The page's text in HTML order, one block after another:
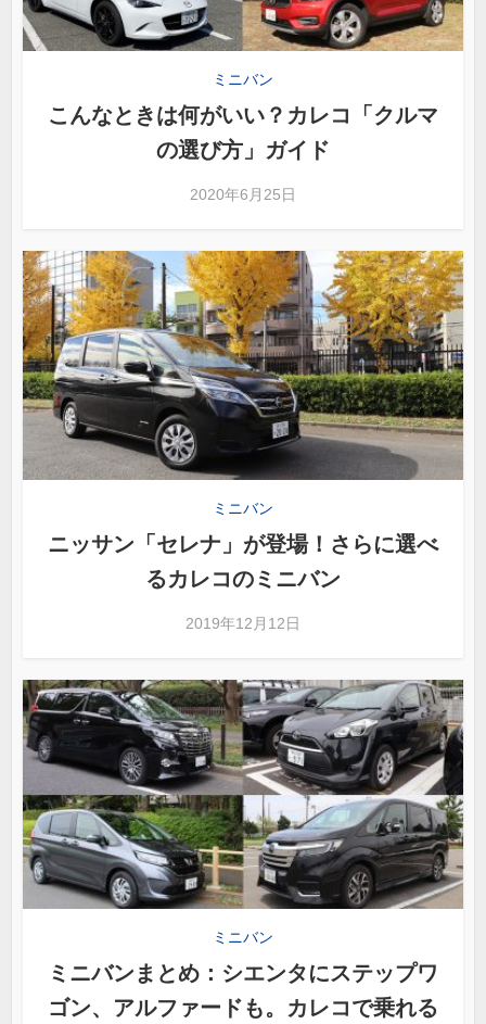
ミニバン
こんなときは何がいい？カレコ「クルマ
の選び方」ガイド
2020年6月25日
ミニバン
ニッサン「セレナ」が登場！さらに選べ
るカレコのミニバン
2019年12月12日
ミニバン
ミニバンまとめ：シエンタにステップワ
ゴン、アルファードも。カレコで乗れる